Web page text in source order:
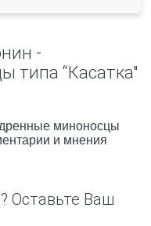
-
типа “Касатка"
миноносцы
и мнения
Оставьте Ваш